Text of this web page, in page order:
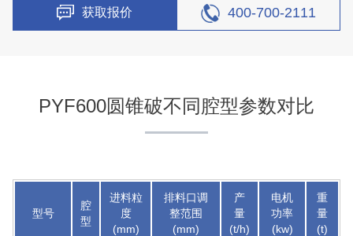
获取报价 400-700-2111
PYF600圆锥破不同腔型参数对比
型号
腔
型
进料粒
度
(mm)
排料口调
整范围
(mm)
产
量
(t/h)
电机
功率
(kw)
重
量
(t)